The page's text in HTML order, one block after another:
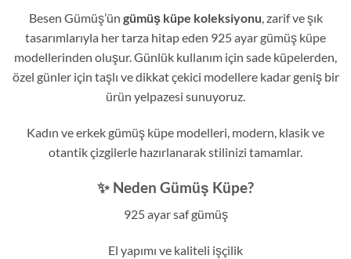
Besen Gümüş’ün gümüş küpe koleksiyonu, zarif ve şık
tasarımlarıyla her tarza hitap eden 925 ayar gümüş küpe
modellerinden oluşur. Günlük kullanım için sade küpelerden,
özel günler için taşlı ve dikkat çekici modellere kadar geniş bir
ürün yelpazesi sunuyoruz.
Kadın ve erkek gümüş küpe modelleri, modern, klasik ve
otantik çizgilerle hazırlanarak stilinizi tamamlar.
✨ Neden Gümüş Küpe?
925 ayar saf gümüş
El yapımı ve kaliteli işçilik